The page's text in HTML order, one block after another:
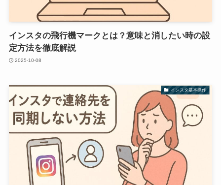
インスタの飛行機マークとは？意味と消したい時の設
定方法を徹底解説
2025-10-08
インスタ基本操作